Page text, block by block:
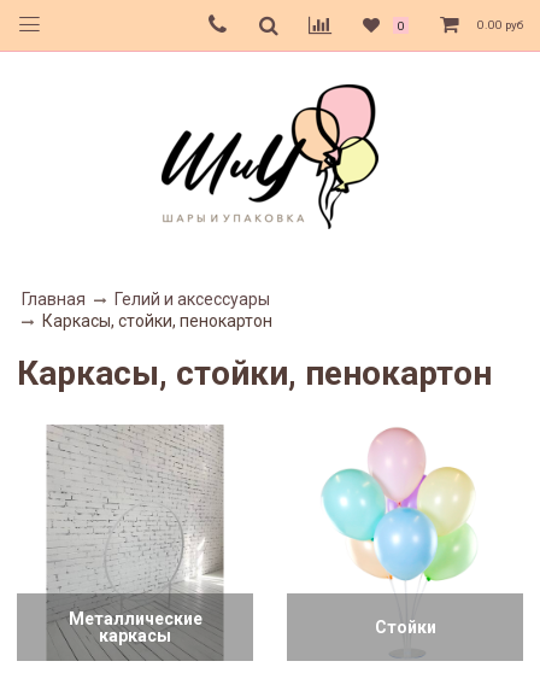
0 0.00 руб
Главная
Гелий и аксессуары
Каркасы, стойки, пенокартон
Каркасы, стойки, пенокартон
Металлические
каркасы
Стойки